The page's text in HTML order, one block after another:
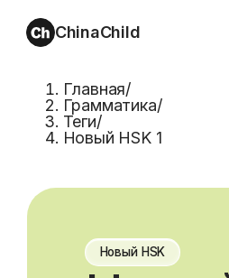
ChinaChild
Главная/
Грамматика/
Теги/
Новый HSK 1
Новый HSK